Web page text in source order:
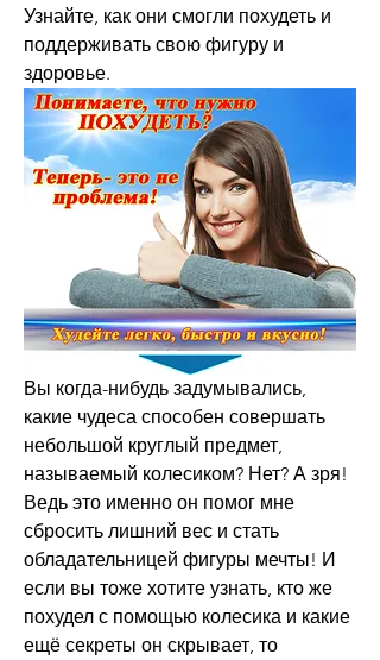
Узнайте, как они смогли похудеть и
поддерживать свою фигуру и
здоровье.
Вы когда-нибудь задумывались,
какие чудеса способен совершать
небольшой круглый предмет,
называемый колесиком? Нет? А зря!
Ведь это именно он помог мне
сбросить лишний вес и стать
обладательницей фигуры мечты! И
если вы тоже хотите узнать, кто же
похудел с помощью колесика и какие
ещё секреты он скрывает, то